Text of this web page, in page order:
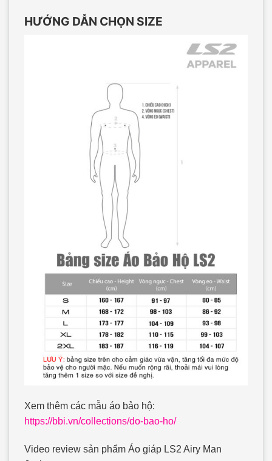
HƯỚNG DẪN CHỌN SIZE
Xem thêm các mẫu áo bảo hộ:
https://bbi.vn/collections/do-bao-ho/
Video review sản phẩm Áo giáp LS2 Airy Man